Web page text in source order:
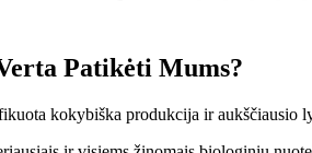
Patikėti Mums?
kokybiška produkcija ir aukščiausio